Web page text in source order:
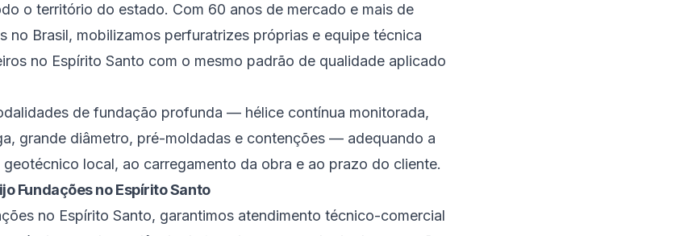
o território do estado. Com 60 anos de mercado e mais de
no Brasil, mobilizamos perfuratrizes próprias e equipe técnica
no Espírito Santo com o mesmo padrão de qualidade aplicado
de fundação profunda — hélice contínua monitorada,
grande diâmetro, pré-moldadas e contenções — adequando a
local, ao carregamento da obra e ao prazo do cliente.
Fundações no Espírito Santo
no Espírito Santo, garantimos atendimento técnico-comercial